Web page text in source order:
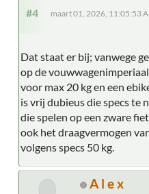
#4 maart 01, 2026, 11:05:53
Dat staat er bij; vanwege
op de
voor max 20 kg en een
is vrij dubieus die specs te
die spelen op een zware
ook het draagvermogen
volgens specs 50 kg.
A l e x